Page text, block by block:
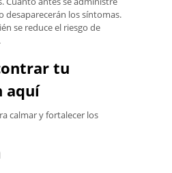
desaparecerán los síntomas.
se reduce el riesgo de
tu
aquí
calmar y fortalecer los